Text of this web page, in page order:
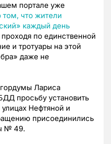
портале уже
что жители
каждый день
проходя по единственной
и тротуары на этой
даже не
Лариса
просьбу установить
Нефтяной и
присоединились
№ 49.